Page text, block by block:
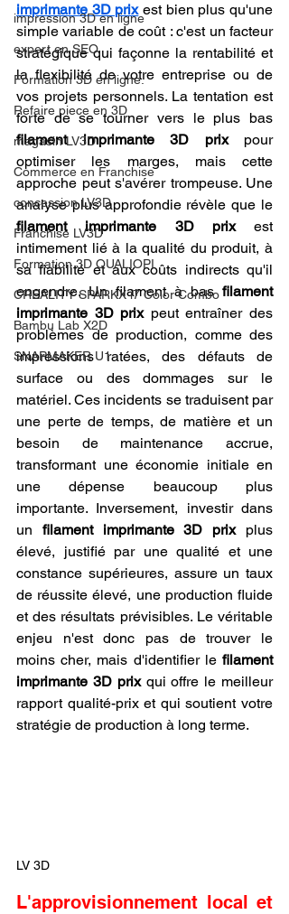
impression 3D en ligne
expert en SEO
Formation 3D en ligne.
Refaire piece en 3D
magasin LV3D
Commerce en Franchise
concession LV3D
Franchise LV3D
Formation 3D QUALIOPI
CREALITY SPARKX i7 Color Combo
Bambu Lab X2D
SNAPMAKER U1
imprimante 3D prix est bien plus qu'une
simple variable de coût : c'est un facteur
stratégique qui façonne la rentabilité et
la flexibilité de votre entreprise ou de
vos projets personnels. La tentation est
filament imprimante 3D prix pour
optimiser les marges, mais cette
approche peut s'avérer trompeuse. Une
filament imprimante 3D prix est
intimement lié à la qualité du produit, à
sa fiabilité et aux coûts indirects qu'il
engendre. Un filament à bas filament
imprimante 3D prix peut entraîner des
problèmes de production, comme des
impressions ratées, des défauts de
surface ou des dommages sur le
matériel. Ces incidents se traduisent par
une perte de temps, de matière et un
besoin de maintenance accrue,
transformant une économie initiale en
une dépense beaucoup plus
importante. Inversement, investir dans
un filament imprimante 3D prix plus
élevé, justifié par une qualité et une
constance supérieures, assure un taux
de réussite élevé, une production fluide
et des résultats prévisibles. Le véritable
enjeu n'est donc pas de trouver le
moins cher, mais d'identifier le filament
imprimante 3D prix qui offre le meilleur
rapport qualité-prix et qui soutient votre
stratégie de production à long terme.
LV 3D
L'approvisionnement local et